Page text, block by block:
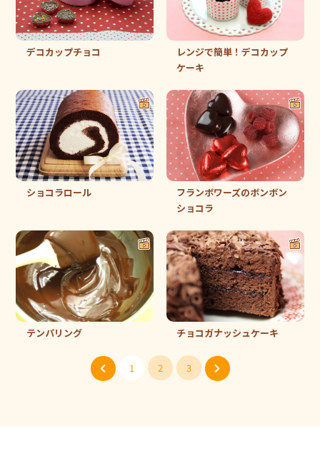
デコカップチョコ
レンジで簡単！デコカップ
ケーキ
ショコラロール
フランボワーズのボンボン
ショコラ
テンパリング チョコガナッシュケーキ
1 2 3